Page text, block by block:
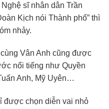
sĩ nhân dân Trần
Kịch nói Thành phố” thì
nhảy.
Vân Anh cũng được
nổi tiếng như Quyền
Anh, Mỹ Uyên…
được chọn diễn vai nhỏ